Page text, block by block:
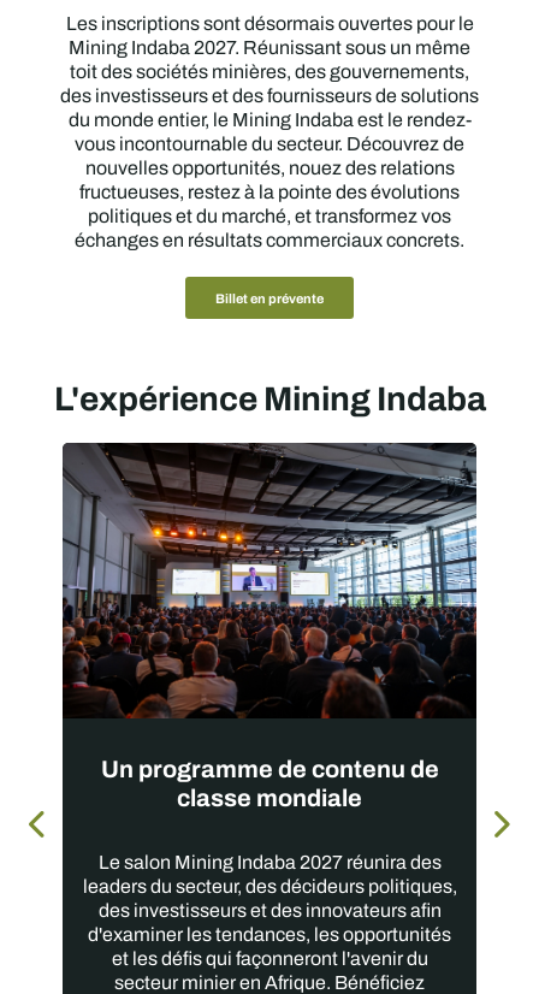
Les inscriptions sont désormais ouvertes pour le
Mining Indaba 2027. Réunissant sous un même
toit des sociétés minières, des gouvernements,
des investisseurs et des fournisseurs de solutions
du monde entier, le Mining Indaba est le rendez-
vous incontournable du secteur. Découvrez de
nouvelles opportunités, nouez des relations
fructueuses, restez à la pointe des évolutions
politiques et du marché, et transformez vos
échanges en résultats commerciaux concrets.
Billet en prévente
L'expérience Mining Indaba
Un programme de contenu de
classe mondiale
Le salon Mining Indaba 2027 réunira des
leaders du secteur, des décideurs politiques,
des investisseurs et des innovateurs afin
d'examiner les tendances, les opportunités
et les défis qui façonneront l'avenir du
secteur minier en Afrique. Bénéficiez